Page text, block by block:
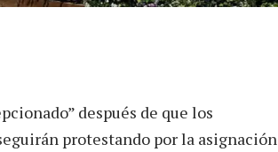
después de que los
protestando por la asignación